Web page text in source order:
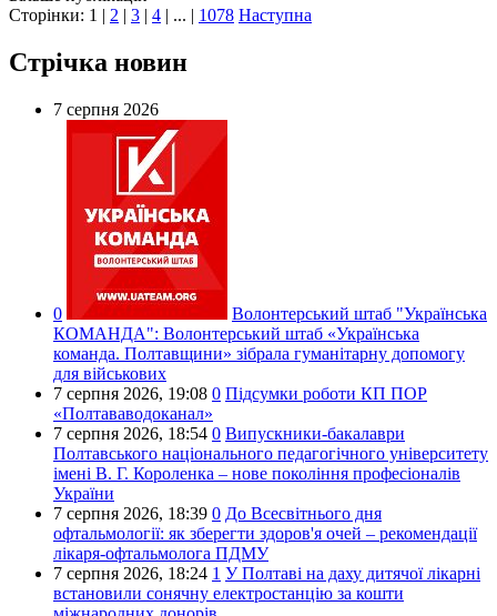
Сторінки: 1 | 2 | 3 | 4 | ... | 1078 Наступна
Стрічка новин
7 серпня 2026
0
Волонтерський штаб "Українська
КОМАНДА": Волонтерський штаб «Українська
команда. Полтавщини» зібрала гуманітарну допомогу
для військових
7 серпня 2026, 19:08 0 Підсумки роботи КП ПОР
«Полтававодоканал»
7 серпня 2026, 18:54 0 Випускники-бакалаври
Полтавського національного педагогічного університету
імені В. Г. Короленка – нове покоління професіоналів
України
7 серпня 2026, 18:39 0 До Всесвітнього дня
офтальмології: як зберегти здоров'я очей – рекомендації
лікаря-офтальмолога ПДМУ
7 серпня 2026, 18:24 1 У Полтаві на даху дитячої лікарні
встановили сонячну електростанцію за кошти